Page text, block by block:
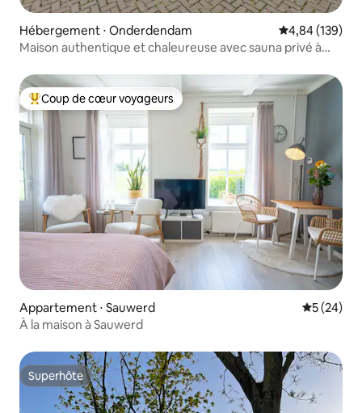
Hébergement ⋅ Onderdendam Évaluation
4,84 (139)
Maison authentique et chaleureuse avec sauna privé à
Coups de cœur voyageurs les plus appréciés
Coup de cœur voyageurs
Appartement ⋅ Sauwerd
5 (24)
À la maison à Sauwerd
Superhôte
Superhôte